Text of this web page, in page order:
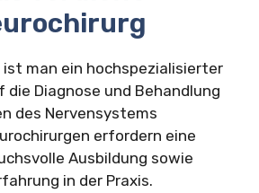
ist man ein hochspezialisierter
die Diagnose und Behandlung
des Nervensystems
erfordern eine
Ausbildung sowie
in der Praxis.